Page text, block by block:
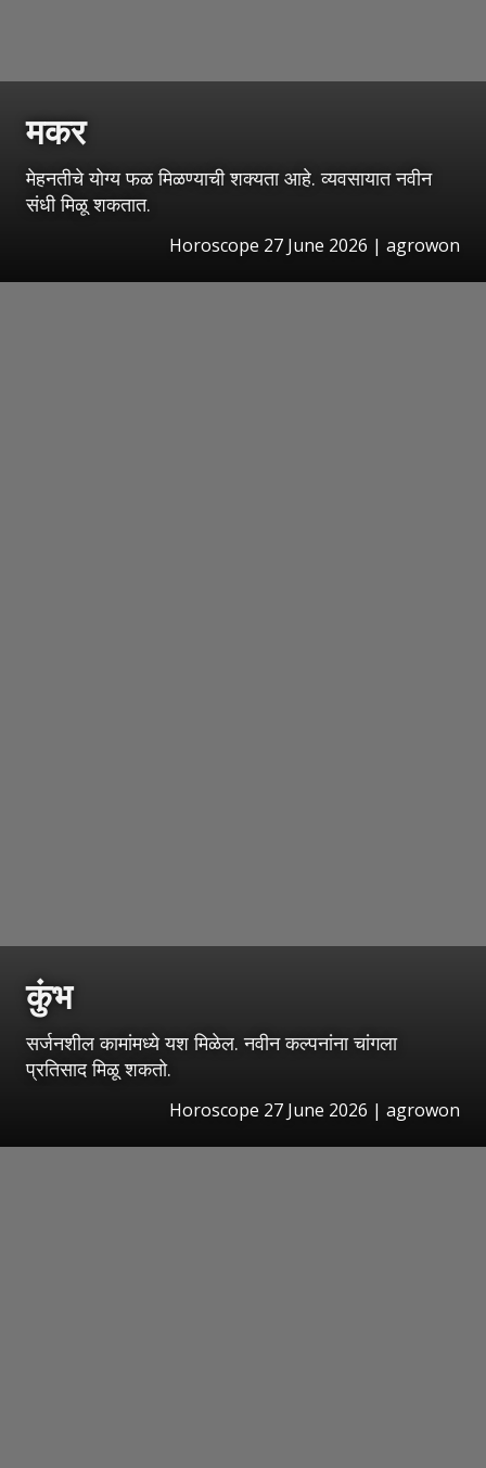
मकर
मेहनतीचे योग्य फळ मिळण्याची शक्यता आहे. व्यवसायात नवीन
संधी मिळू शकतात.
Horoscope 27 June 2026 | agrowon
कुंभ
सर्जनशील कामांमध्ये यश मिळेल. नवीन कल्पनांना चांगला
प्रतिसाद मिळू शकतो.
Horoscope 27 June 2026 | agrowon